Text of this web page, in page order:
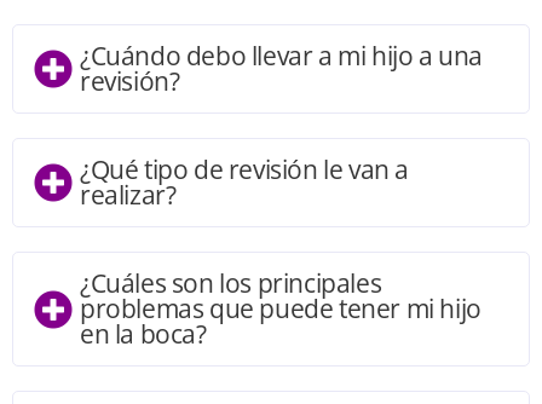
¿Cuándo debo llevar a mi hijo a una
revisión?
¿Qué tipo de revisión le van a
realizar?
¿Cuáles son los principales
problemas que puede tener mi hijo
en la boca?